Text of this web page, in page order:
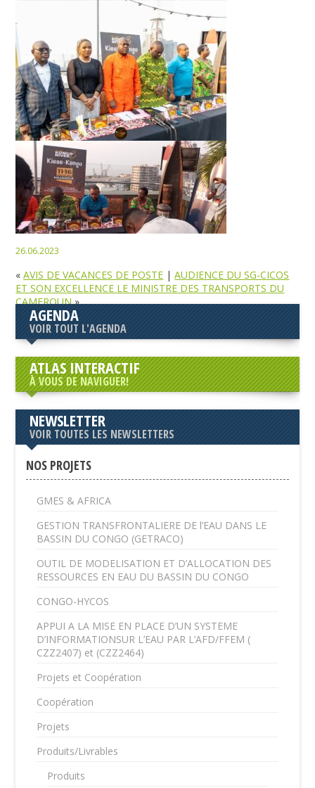
26.06.2023
«AVIS DE VACANCES DE POSTE |AUDIENCE DU SG-CICOS
ET SON EXCELLENCE LE MINISTRE DES TRANSPORTS DU
CAMEROUN»
AGENDA
VOIR TOUT L'AGENDA
ATLAS INTERACTIF
À VOUS DE NAVIGUER!
NEWSLETTER
VOIR TOUTES LES NEWSLETTERS
NOS PROJETS
GMES & AFRICA
GESTION TRANSFRONTALIERE DE l’EAU DANS LE
BASSIN DU CONGO (GETRACO)
OUTIL DE MODELISATION ET D’ALLOCATION DES
RESSOURCES EN EAU DU BASSIN DU CONGO
CONGO-HYCOS
APPUI A LA MISE EN PLACE D’UN SYSTEME
D’INFORMATIONSUR L’EAU PAR L’AFD/FFEM (
CZZ2407) et (CZZ2464)
Projets et Coopération
Coopération
Projets
Produits/Livrables
Produits